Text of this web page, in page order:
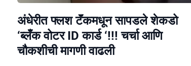
अंधेरीत फ्लश टॅंकमधून सापडले शेकडो
‘ब्लँक वोटर ID कार्ड ‘!!! चर्चा आणि
चौकशीची मागणी वाढली